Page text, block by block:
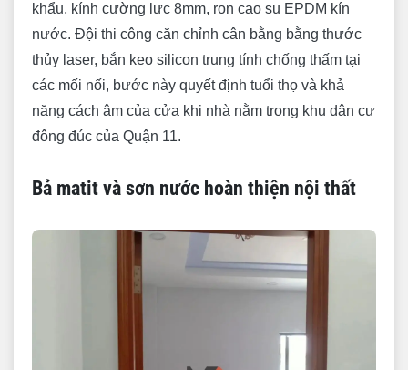
khẩu, kính cường lực 8mm, ron cao su EPDM kín
nước. Đội thi công căn chỉnh cân bằng bằng thước
thủy laser, bắn keo silicon trung tính chống thấm tại
các mối nối, bước này quyết định tuổi thọ và khả
năng cách âm của cửa khi nhà nằm trong khu dân cư
đông đúc của Quận 11.
Bả matit và sơn nước hoàn thiện nội thất